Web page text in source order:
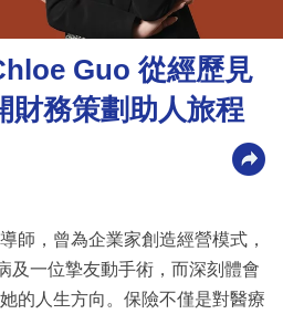
Guo 從經歷見
財務策劃助人旅程
師，曾為企業家創造經營模式，
及一位摯友動手術，而深刻體會
的人生方向。保險不僅是對醫療